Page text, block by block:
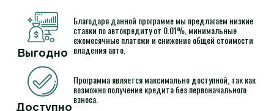
Выгодно
Благодаря данной программе мы предлагаем низкие
ставки по автокредиту от 0.01%, минимальные
ежемесячные платежи и снижение общей стоимости
владения авто.
Доступно
Программа является максимально доступной, так как
возможно получение кредита без первоначального
взноса.